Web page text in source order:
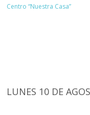
Centro “Nuestra Casa”
LUNES 10 DE